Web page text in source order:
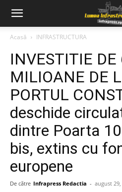
Acasă INFRASTRUCTURA
INVESTITIE DE
MILIOANE DE
PORTUL
deschide
dintre Poarta
bis, extins cu
europene
De către Infrapress Redactia - august 29,